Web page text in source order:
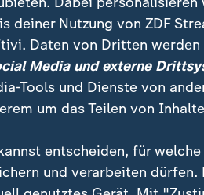
sei ein wirtschaftliches
"wie die Mittel eingesetzt
Prof. Jörg Rocholl.
deiner Nutzung von ZDF
Daten von Dritten
Media und externe
Tools und Dienste von
um das Teilen von
entscheiden, für
und verarbeiten